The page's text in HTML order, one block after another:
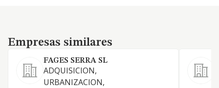
Empresas similares
Empresas similares
FAGES SERRA SL
ADQUISICION,
URBANIZACION,